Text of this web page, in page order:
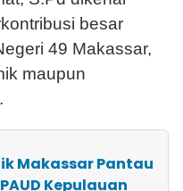
besar
49 Makassar,
maupun
Makassar Pantau
Kepulauan